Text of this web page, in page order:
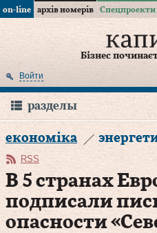
on-line архів номерів Спецпроекти
Бізнес
Войти
разделы
економіка
RSS
В 5 странах
подписали
опасности